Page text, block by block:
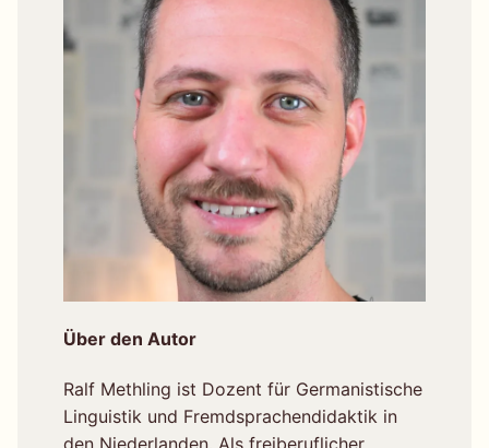
Über den Autor
Ralf Methling ist Dozent für Germanistische
Linguistik und Fremdsprachendidaktik in
den Niederlanden. Als freiberuflicher